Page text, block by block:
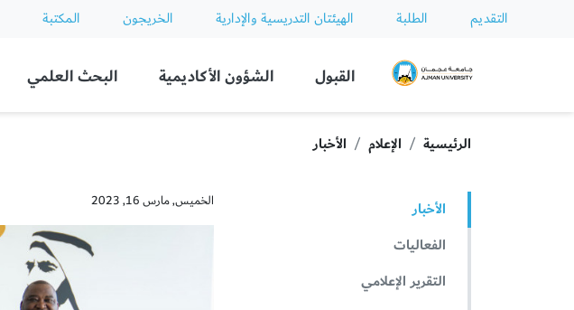
التقديم الطلبة الهيئتان التدريسية والإدارية الخريجون المكتبة
Ajman University
القبول الشؤون الأكاديمية البحث العلمي
الرئيسية الإعلام الأخبار
الأخبار
الفعاليات
التقرير الإعلامي
الخميس, مارس 16, 2023